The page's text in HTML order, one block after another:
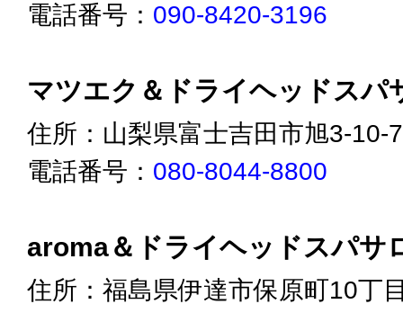
電話番号： 090-8420-3196
マツエク＆ドライヘッドスパ
住所：山梨県富士吉田市旭3-10-7
電話番号： 080-8044-8800
aroma＆ドライヘッドスパサ
住所：福島県伊達市保原町10丁